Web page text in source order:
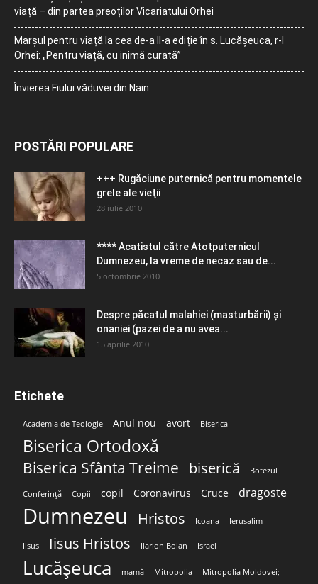
viață – din partea preoților Vicariatului Orhei
Marșul pentru viață la cea de-a II-a ediție în s. Lucășeuca, r-l
Orhei: „Pentru viață, cu inimă curată”
Învierea Fiului văduvei din Nain
POSTĂRI POPULARE
+++ Rugăciune puternică pentru momentele
grele ale vieţii
28 iulie 2010
**** Acatistul către Atotputernicul
Dumnezeu, la vreme de necaz sau de...
5 octombrie 2010
Despre păcatul malahiei (masturbării) şi
onaniei (pazei de a nu avea...
15 aprilie 2010
Etichete
Academia de Teologie Anul nou avort Biserica
Biserica Ortodoxă
Biserica Sfânta Treime biserică Botezul
Conferință Copii copil Coronavirus Cruce dragoste
Dumnezeu Hristos Icoana Ierusalim
Iisus Iisus Hristos Ilarion Boian Israel
Lucășeuca mamă Mitropolia Mitropolia Moldovei;